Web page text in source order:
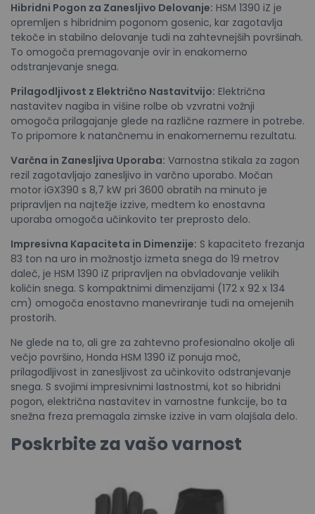
Hibridni Pogon za Zanesljivo Delovanje: HSM 1390 iZ je
opremljen s hibridnim pogonom gosenic, kar zagotavlja
tekoče in stabilno delovanje tudi na zahtevnejših površinah.
To omogoča premagovanje ovir in enakomerno
odstranjevanje snega.
Prilagodljivost z Električno Nastavitvijo: Električna
nastavitev nagiba in višine rolbe ob vzvratni vožnji
omogoča prilagajanje glede na različne razmere in potrebe.
To pripomore k natančnemu in enakomernemu rezultatu.
Varčna in Zanesljiva Uporaba: Varnostna stikala za zagon
rezil zagotavljajo zanesljivo in varčno uporabo. Močan
motor iGX390 s 8,7 kW pri 3600 obratih na minuto je
pripravljen na najtežje izzive, medtem ko enostavna
uporaba omogoča učinkovito ter preprosto delo.
Impresivna Kapaciteta in Dimenzije: S kapaciteto frezanja
83 ton na uro in možnostjo izmeta snega do 19 metrov
daleč, je HSM 1390 iZ pripravljen na obvladovanje velikih
količin snega. S kompaktnimi dimenzijami (172 x 92 x 134
cm) omogoča enostavno manevriranje tudi na omejenih
prostorih.
Ne glede na to, ali gre za zahtevno profesionalno okolje ali
večjo površino, Honda HSM 1390 iZ ponuja moč,
prilagodljivost in zanesljivost za učinkovito odstranjevanje
snega. S svojimi impresivnimi lastnostmi, kot so hibridni
pogon, električna nastavitev in varnostne funkcije, bo ta
snežna freza premagala zimske izzive in vam olajšala delo.
Poskrbite za vašo varnost